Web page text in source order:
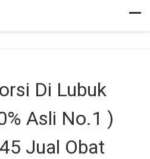
Di Lubuk
Asli No.1 )
Jual Obat